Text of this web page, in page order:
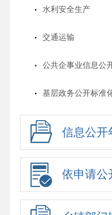
水利安全生产
交通运输
公共企事业信息公
基层政务公开标准
信息公开
依申请公